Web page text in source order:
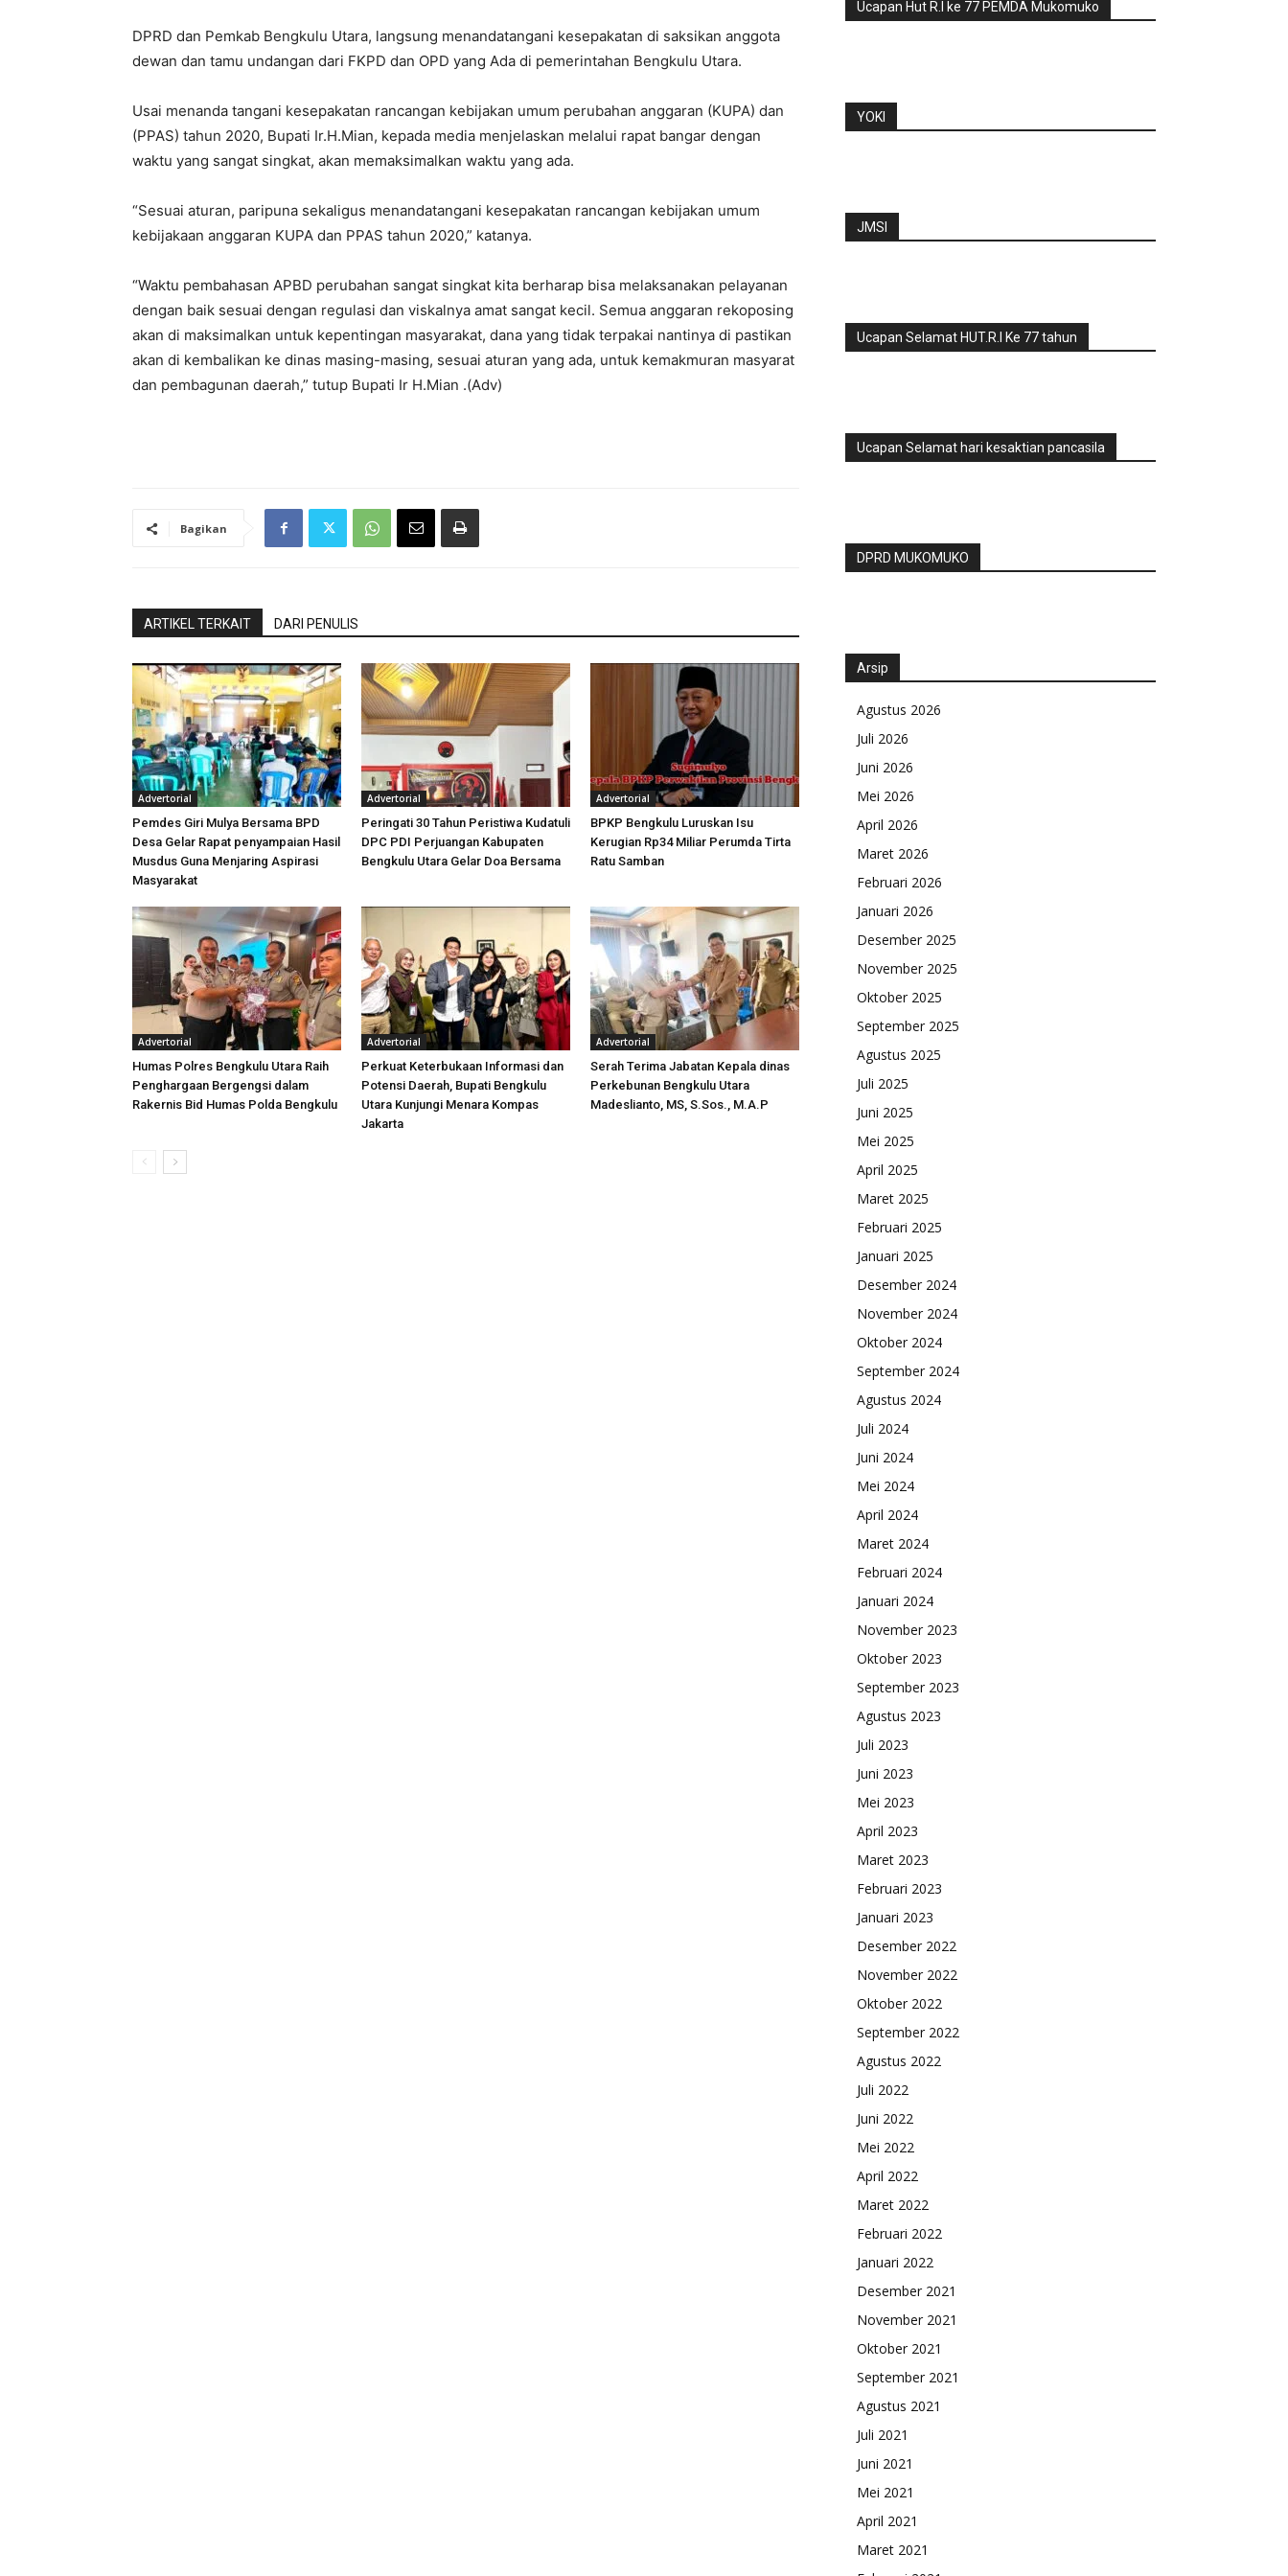
DPRD dan Pemkab Bengkulu Utara, langsung menandatangani kesepakatan di saksikan anggota
dewan dan tamu undangan dari FKPD dan OPD yang Ada di pemerintahan Bengkulu Utara.
Usai menanda tangani kesepakatan rancangan kebijakan umum perubahan anggaran (KUPA) dan
(PPAS) tahun 2020, Bupati Ir.H.Mian, kepada media menjelaskan melalui rapat bangar dengan
waktu yang sangat singkat, akan memaksimalkan waktu yang ada.
“Sesuai aturan, paripuna sekaligus menandatangani kesepakatan rancangan kebijakan umum
kebijakaan anggaran KUPA dan PPAS tahun 2020,” katanya.
“Waktu pembahasan APBD perubahan sangat singkat kita berharap bisa melaksanakan pelayanan
dengan baik sesuai dengan regulasi dan viskalnya amat sangat kecil. Semua anggaran rekoposing
akan di maksimalkan untuk kepentingan masyarakat, dana yang tidak terpakai nantinya di pastikan
akan di kembalikan ke dinas masing-masing, sesuai aturan yang ada, untuk kemakmuran masyarat
dan pembagunan daerah,” tutup Bupati Ir H.Mian .(Adv)
Bagikan
ARTIKEL TERKAIT DARI PENULIS
Advertorial
Pemdes Giri Mulya Bersama BPD
Desa Gelar Rapat penyampaian Hasil
Musdus Guna Menjaring Aspirasi
Masyarakat
Advertorial
Peringati 30 Tahun Peristiwa Kudatuli
DPC PDI Perjuangan Kabupaten
Bengkulu Utara Gelar Doa Bersama
Advertorial
BPKP Bengkulu Luruskan Isu
Kerugian Rp34 Miliar Perumda Tirta
Ratu Samban
Advertorial
Humas Polres Bengkulu Utara Raih
Penghargaan Bergengsi dalam
Rakernis Bid Humas Polda Bengkulu
Advertorial
Perkuat Keterbukaan Informasi dan
Potensi Daerah, Bupati Bengkulu
Utara Kunjungi Menara Kompas
Jakarta
Advertorial
Serah Terima Jabatan Kepala dinas
Perkebunan Bengkulu Utara
Madeslianto, MS, S.Sos., M.A.P
Ucapan Hut R.I ke 77 PEMDA Mukomuko
YOKI
JMSI
Ucapan Selamat HUT.R.I Ke 77 tahun
Ucapan Selamat hari kesaktian pancasila
DPRD MUKOMUKO
Arsip
Agustus 2026
Juli 2026
Juni 2026
Mei 2026
April 2026
Maret 2026
Februari 2026
Januari 2026
Desember 2025
November 2025
Oktober 2025
September 2025
Agustus 2025
Juli 2025
Juni 2025
Mei 2025
April 2025
Maret 2025
Februari 2025
Januari 2025
Desember 2024
November 2024
Oktober 2024
September 2024
Agustus 2024
Juli 2024
Juni 2024
Mei 2024
April 2024
Maret 2024
Februari 2024
Januari 2024
November 2023
Oktober 2023
September 2023
Agustus 2023
Juli 2023
Juni 2023
Mei 2023
April 2023
Maret 2023
Februari 2023
Januari 2023
Desember 2022
November 2022
Oktober 2022
September 2022
Agustus 2022
Juli 2022
Juni 2022
Mei 2022
April 2022
Maret 2022
Februari 2022
Januari 2022
Desember 2021
November 2021
Oktober 2021
September 2021
Agustus 2021
Juli 2021
Juni 2021
Mei 2021
April 2021
Maret 2021